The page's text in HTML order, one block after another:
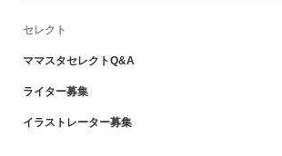
セレクト
ママスタセレクトQ&A
ライター募集
イラストレーター募集